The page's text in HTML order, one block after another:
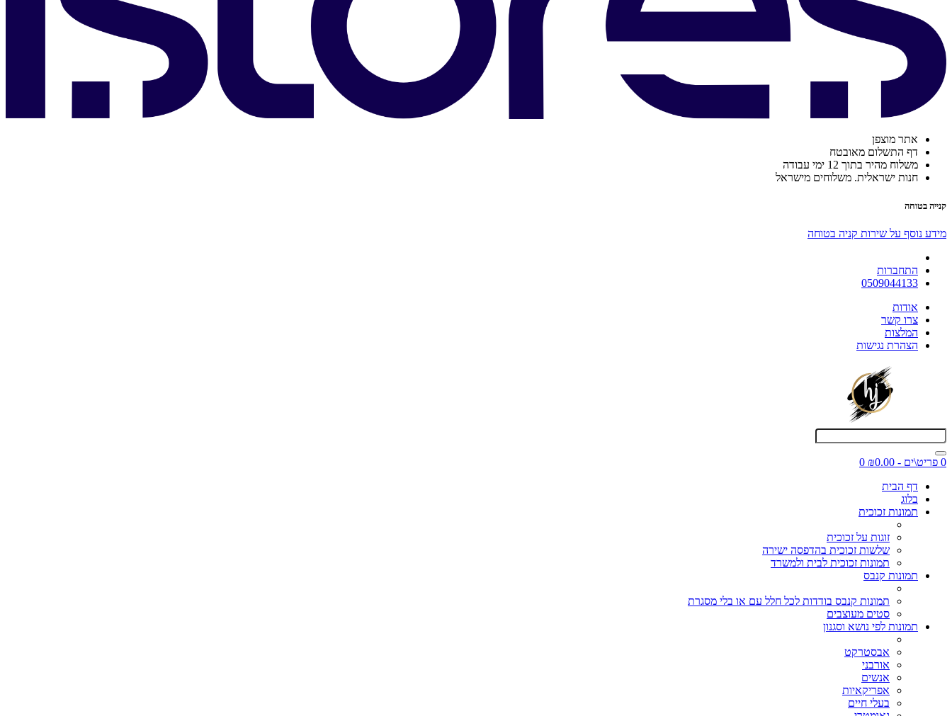
אתר מוצפן
דף התשלום מאובטח
משלוח מהיר בתוך 12 ימי עבודה
חנות ישראלית. משלוחים מישראל
קנייה בטוחה
מידע נוסף על שירות קניה בטוחה
התחברות
0509044133
אודות
צרו קשר
המלצות
הצהרת נגישות
0 פריט\ים - ₪0.00
0
דף הבית
בלוג
תמונות זכוכית
זוגות על זכוכית
שלשות זכוכית בהדפסה ישירה
תמונות זכוכית לבית ולמשרד
תמונות קנבס
תמונות קנבס בודדות לכל חלל עם או בלי מסגרת
סטים מעוצבים
תמונות לפי נושא וסגנון
אבסטרקט
אורבני
אנשים
אפריקאיות
בעלי חיים